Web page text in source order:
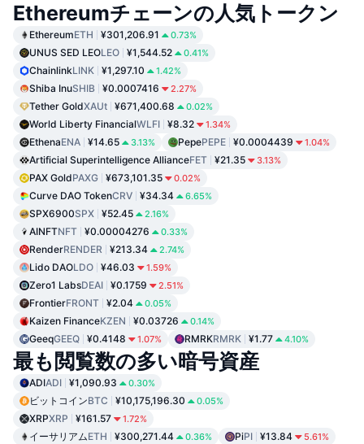
Ethereumチェーンの人気トークン
EthereumETH ¥301,206.91 0.73%
UNUS SED LEOLEO ¥1,544.52 0.41%
ChainlinkLINK ¥1,297.10 1.42%
Shiba InuSHIB ¥0.0007416 2.27%
Tether GoldXAUt ¥671,400.68 0.02%
World Liberty FinancialWLFI ¥8.32 1.34%
EthenaENA ¥14.65 3.13% PepePEPE ¥0.0004439 1.04%
Artificial Superintelligence AllianceFET ¥21.35 3.13%
PAX GoldPAXG ¥673,101.35 0.02%
Curve DAO TokenCRV ¥34.34 6.65%
SPX6900SPX ¥52.45 2.16%
AINFTNFT ¥0.00004276 0.33%
RenderRENDER ¥213.34 2.74%
Lido DAOLDO ¥46.03 1.59%
Zero1 LabsDEAI ¥0.1759 2.51%
FrontierFRONT ¥2.04 0.05%
Kaizen FinanceKZEN ¥0.03726 0.14%
GeeqGEEQ ¥0.4148 1.07% RMRKRMRK ¥1.77 4.10%
最も閲覧数の多い暗号資産
ADIADI ¥1,090.93 0.30%
ビットコインBTC ¥10,175,196.30 0.05%
XRPXRP ¥161.57 1.72%
イーサリアムETH ¥300,271.44 0.36% PiPI ¥13.84 5.61%